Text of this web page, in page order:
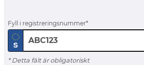
Fyll i registreringsnummer
* Detta fält är obligatoriskt